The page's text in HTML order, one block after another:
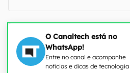
O Canaltech está no
WhatsApp!
Entre no canal e acompanhe
notícias e dicas de tecnologia